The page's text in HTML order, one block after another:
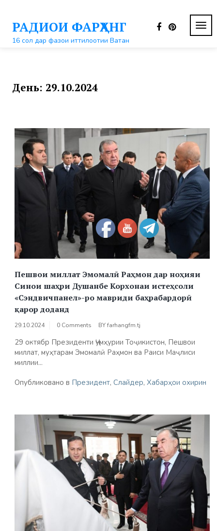
контентуРАДИОИ ФАРҲАНГ
16 сол дар фазои иттилоотии Ватан
День: 29.10.2024
Пешвои миллат Эмомалӣ Раҳмон дар ноҳияи
Синои шаҳри Душанбе Корхонаи истеҳсоли
«Сэндвичпанел»-ро мавриди баҳрабардорӣ
қарор доданд
29.10.2024 0 Comments BYfarhangfm.tj
29 октябр Президенти Ҷумҳурии Тоҷикистон, Пешвои
миллат, муҳтарам Эмомалӣ Раҳмон ва Раиси Маҷлиси
миллии...
Опубликовано в Президент, Слайдер, Хабарҳои охирин